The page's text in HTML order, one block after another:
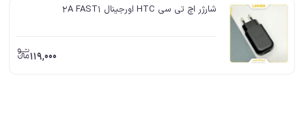
شارژر اچ تی سی HTC اورجینال 2A FAST1
119,000